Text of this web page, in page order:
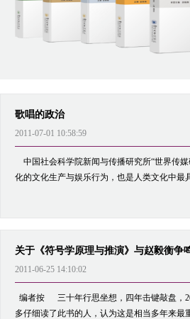
歌唱的政治
2011-07-01 10:58:59
中国社会科学院新闻与传播研究所“世界传
化的文化生产与娱乐行为，也是人类文化中
关于《符号学原理与推演》与赵毅衡争
2011-06-25 14:10:02
编者按 三十年行思坐想，四年击键敲盘，
多仔细读了此书的人，认为这是相当多年来